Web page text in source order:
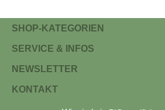
SHOP-KATEGORIEN
SERVICE & INFOS
NEWSLETTER
KONTAKT